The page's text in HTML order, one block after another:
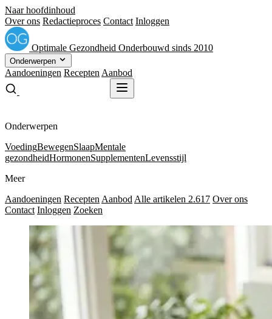
Naar hoofdinhoud
Over ons Redactieproces Contact Inloggen
Optimale Gezondheid Onderbouwd sinds 2010
Onderwerpen
Aandoeningen Recepten Aanbod
Onderwerpen
VoedingBewegenSlaapMentale
gezondheidHormonenSupplementenLevensstijl
Meer
Aandoeningen Recepten Aanbod Alle artikelen 2.617 Over ons
Contact Inloggen Zoeken